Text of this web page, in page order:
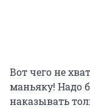
Вот чего не
маньяку! Надо
наказывать